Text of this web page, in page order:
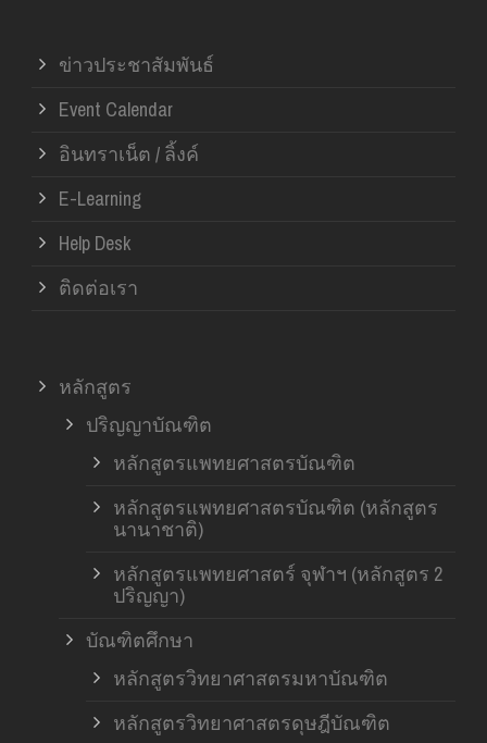
ข่าวประชาสัมพันธ์
Event Calendar
อินทราเน็ต / ลิ้งค์
E-Learning
Help Desk
ติดต่อเรา
หลักสูตร
ปริญญาบัณฑิต
หลักสูตรแพทยศาสตรบัณฑิต
หลักสูตรแพทยศาสตรบัณฑิต (หลักสูตร
นานาชาติ)
หลักสูตรแพทยศาสตร์ จุฬาฯ (หลักสูตร 2
ปริญญา)
บัณฑิตศึกษา
หลักสูตรวิทยาศาสตรมหาบัณฑิต
หลักสูตรวิทยาศาสตรดุษฎีบัณฑิต